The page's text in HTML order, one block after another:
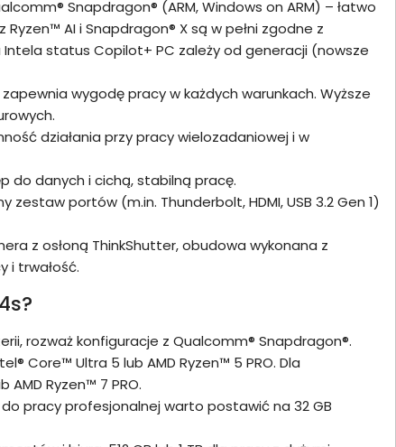
Snapdragon® (ARM, Windows on ARM) – łatwo
AI i Snapdragon® X są w pełni zgodne z
status Copilot+ PC zależy od generacji (nowsze
wygodę pracy w każdych warunkach. Wyższe
działania przy pracy wielozadaniowej i w
do danych i cichą, stabilną pracę.
portów (m.in. Thunderbolt, HDMI, USB 3.2 Gen 1)
z osłoną ThinkShutter, obudowa wykonana z
i trwałość.
rozważ konfiguracje z Qualcomm® Snapdragon®.
Core™ Ultra 5 lub AMD Ryzen™ 5 PRO. Dla
Ryzen™ 7 PRO.
pracy profesjonalnej warto postawić na 32 GB